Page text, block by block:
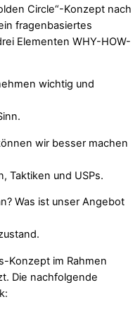
Circle“-Konzept nach
fragenbasiertes
Elementen WHY-HOW-
wichtig und
wir besser machen
Taktiken und USPs.
Was ist unser Angebot
Konzept im Rahmen
Die nachfolgende